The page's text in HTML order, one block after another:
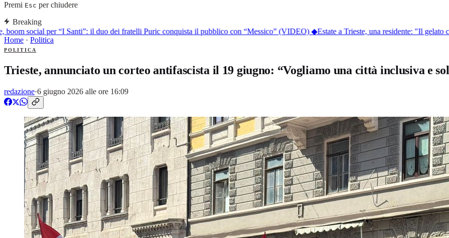
Premi Esc per chiudere
Breaking
social per “I Santi”: il duo dei fratelli Puric conquista il pubblico con “Messico” (VIDEO)◆Estate a Trieste, una residente: "Il gelato
Home · Politica
POLITICA
Trieste, annunciato un corteo antifascista il 19 giugno: “Vogliamo una città inclusiva e
redazione·6 giugno 2026 alle ore 16:09